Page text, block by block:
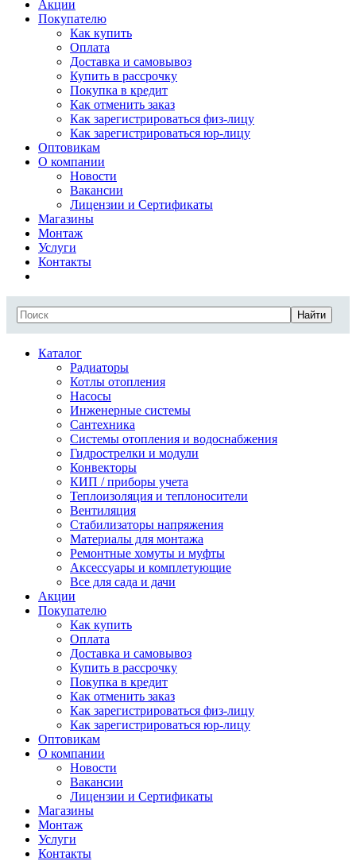
Акции
Покупателю
Как купить
Оплата
Доставка и самовывоз
Купить в рассрочку
Покупка в кредит
Как отменить заказ
Как зарегистрироваться физ-лицу
Как зарегистрироваться юр-лицу
Оптовикам
О компании
Новости
Вакансии
Лицензии и Сертификаты
Магазины
Монтаж
Услуги
Контакты
Найти
Каталог
Радиаторы
Котлы отопления
Насосы
Инженерные системы
Сантехника
Системы отопления и водоснабжения
Гидрострелки и модули
Конвекторы
КИП / приборы учета
Теплоизоляция и теплоносители
Вентиляция
Стабилизаторы напряжения
Материалы для монтажа
Ремонтные хомуты и муфты
Аксессуары и комплетующие
Все для сада и дачи
Акции
Покупателю
Как купить
Оплата
Доставка и самовывоз
Купить в рассрочку
Покупка в кредит
Как отменить заказ
Как зарегистрироваться физ-лицу
Как зарегистрироваться юр-лицу
Оптовикам
О компании
Новости
Вакансии
Лицензии и Сертификаты
Магазины
Монтаж
Услуги
Контакты